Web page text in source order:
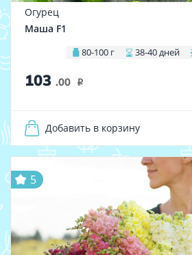
Огурец
Маша F1
80-100 г 38-40 дней
103 .00 i
Добавить в корзину
5